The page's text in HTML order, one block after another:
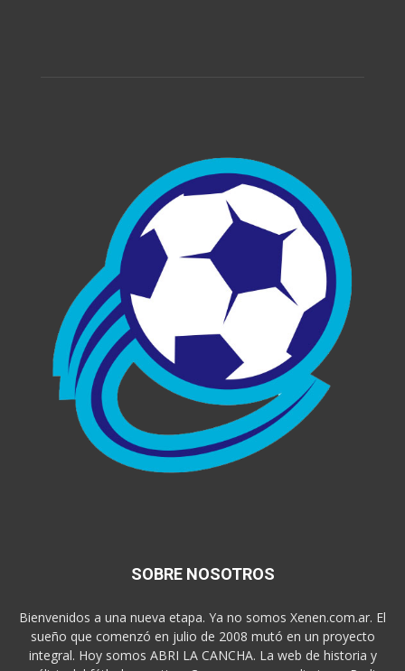
SOBRE NOSOTROS
Bienvenidos a una nueva etapa. Ya no somos Xenen.com.ar. El
sueño que comenzó en julio de 2008 mutó en un proyecto
integral. Hoy somos ABRI LA CANCHA. La web de historia y